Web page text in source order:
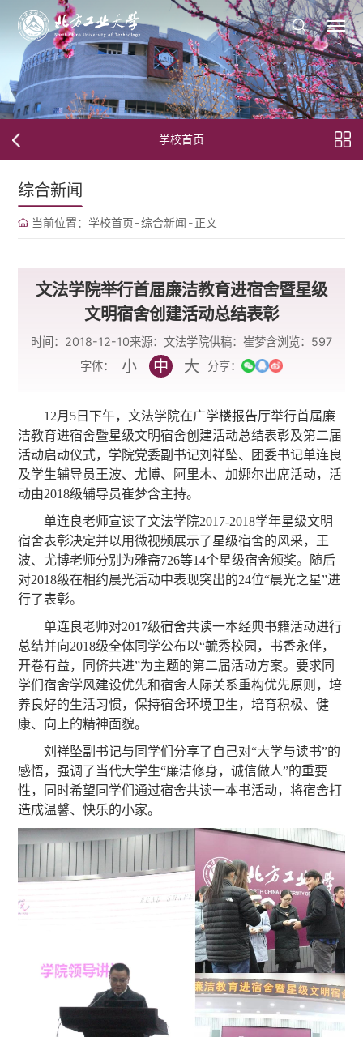
学校首页
综合新闻
当前位置： 学校首页-综合新闻 -正文
文法学院举行首届廉洁教育进宿舍暨星级
文明宿舍创建活动总结表彰
时间：2018-12-10来源：文法学院供稿：崔梦含浏览： 597
字体：
小 中 大 分享：
12月5日下午，文法学院在广学楼报告厅举行首届廉
洁教育进宿舍暨星级文明宿舍创建活动总结表彰及第二届
活动启动仪式，学院党委副书记刘祥坠、团委书记单连良
及学生辅导员王波、尤博、阿里木、加娜尔出席活动，活
动由2018级辅导员崔梦含主持。
单连良老师宣读了文法学院2017-2018学年星级文明
宿舍表彰决定并以用微视频展示了星级宿舍的风采，王
波、尤博老师分别为雅斋726等14个星级宿舍颁奖。随后
对2018级在相约晨光活动中表现突出的24位“晨光之星”进
行了表彰。
单连良老师对2017级宿舍共读一本经典书籍活动进行
总结并向2018级全体同学公布以“毓秀校园，书香永伴，
开卷有益，同侪共进”为主题的第二届活动方案。要求同
学们宿舍学风建设优先和宿舍人际关系重构优先原则，培
养良好的生活习惯，保持宿舍环境卫生，培育积极、健
康、向上的精神面貌。
刘祥坠副书记与同学们分享了自己对“大学与读书”的
感悟，强调了当代大学生“廉洁修身，诚信做人”的重要
性，同时希望同学们通过宿舍共读一本书活动，将宿舍打
造成温馨、快乐的小家。